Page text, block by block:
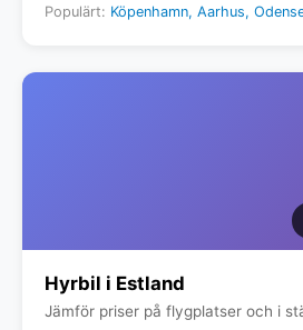
Populärt: Köpenhamn, Aarhus,
Hyrbil i Estland
Jämför priser på flygplatser och i